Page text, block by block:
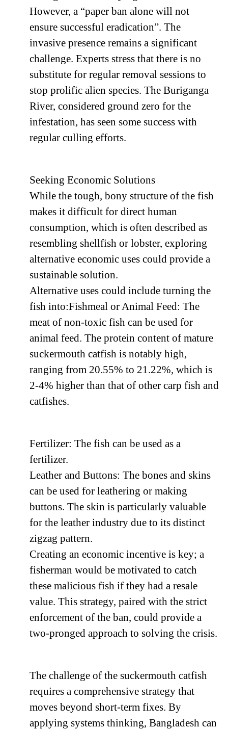
However, a “paper ban alone will not
ensure successful eradication”. The
invasive presence remains a significant
challenge. Experts stress that there is no
substitute for regular removal sessions to
stop prolific alien species. The Buriganga
River, considered ground zero for the
infestation, has seen some success with
regular culling efforts.
Seeking Economic Solutions
While the tough, bony structure of the fish
makes it difficult for direct human
consumption, which is often described as
resembling shellfish or lobster, exploring
alternative economic uses could provide a
sustainable solution.
Alternative uses could include turning the
fish into:Fishmeal or Animal Feed: The
meat of non-toxic fish can be used for
animal feed. The protein content of mature
suckermouth catfish is notably high,
ranging from 20.55% to 21.22%, which is
2-4% higher than that of other carp fish and
catfishes.
Fertilizer: The fish can be used as a
fertilizer.
Leather and Buttons: The bones and skins
can be used for leathering or making
buttons. The skin is particularly valuable
for the leather industry due to its distinct
zigzag pattern.
Creating an economic incentive is key; a
fisherman would be motivated to catch
these malicious fish if they had a resale
value. This strategy, paired with the strict
enforcement of the ban, could provide a
two-pronged approach to solving the crisis.
The challenge of the suckermouth catfish
requires a comprehensive strategy that
moves beyond short-term fixes. By
applying systems thinking, Bangladesh can